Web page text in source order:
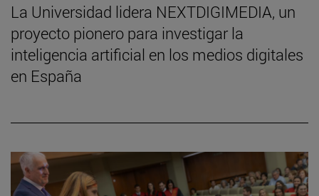
La Universidad lidera NEXTDIGIMEDIA, un
proyecto pionero para investigar la
inteligencia artificial en los medios digitales
en España